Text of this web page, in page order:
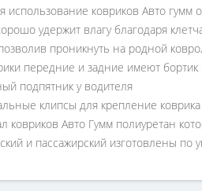
использование ковриков Авто
удержит влагу благодаря
проникнуть на родной
передние и задние имеют
подпятник у водителя
клипсы для крепление коврика
ковриков Авто Гумм полиуретан
и пассажирский изготовлены